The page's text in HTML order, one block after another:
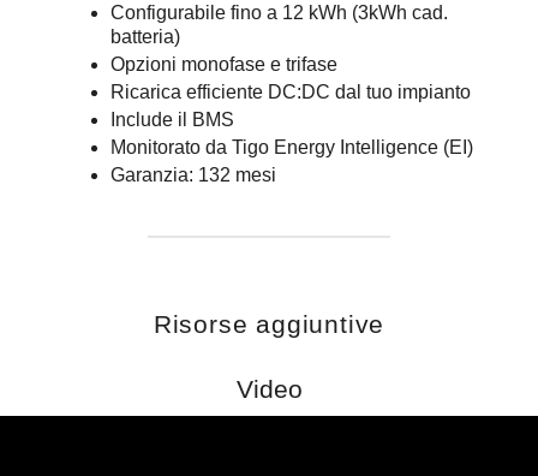
Configurabile fino a 12 kWh (3kWh cad.
batteria)
Opzioni monofase e trifase
Ricarica efficiente DC:DC dal tuo impianto
Include il BMS
Monitorato da Tigo Energy Intelligence (EI)
Garanzia: 132 mesi
Risorse aggiuntive
Video